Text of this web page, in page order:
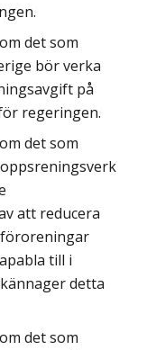
det som
bör verka
på
regeringen.
det som
att reducera
föroreningar
till i
detta
det som